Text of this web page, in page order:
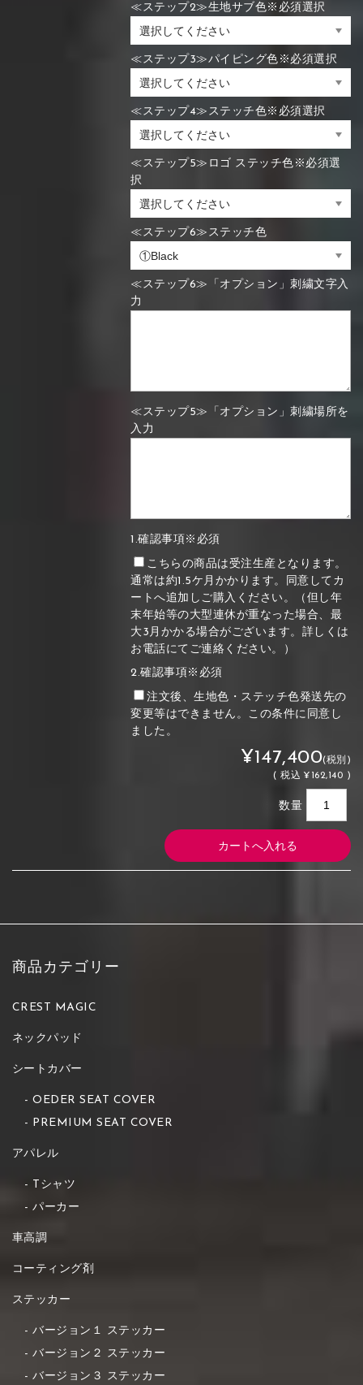
≪ステップ2≫生地サブ色※必須選択
≪ステップ3≫パイピング色※必須選択
≪ステップ4≫ステッチ色※必須選択
≪ステップ5≫ロゴ ステッチ色※必須選
択
≪ステップ6≫ステッチ色
≪ステップ6≫「オプション」刺繍文字入
力
≪ステップ5≫「オプション」刺繍場所を
入力
1.確認事項※必須
こちらの商品は受注生産となります。
通常は約1.5ケ月かかります。同意してカ
ートへ追加しご購入ください。（但し年
末年始等の大型連休が重なった場合、最
大3月かかる場合がございます。詳しくは
お電話にてご連絡ください。）
2.確認事項※必須
注文後、生地色・ステッチ色発送先の
変更等はできません。この条件に同意し
ました。
¥147,400(税別)
(税込 ¥162,140 )
数量
商品カテゴリー
CREST MAGIC
ネックパッド
シートカバー
OEDER SEAT COVER
PREMIUM SEAT COVER
アパレル
Tシャツ
パーカー
車高調
コーティング剤
ステッカー
バージョン１ ステッカー
バージョン２ ステッカー
バージョン３ ステッカー